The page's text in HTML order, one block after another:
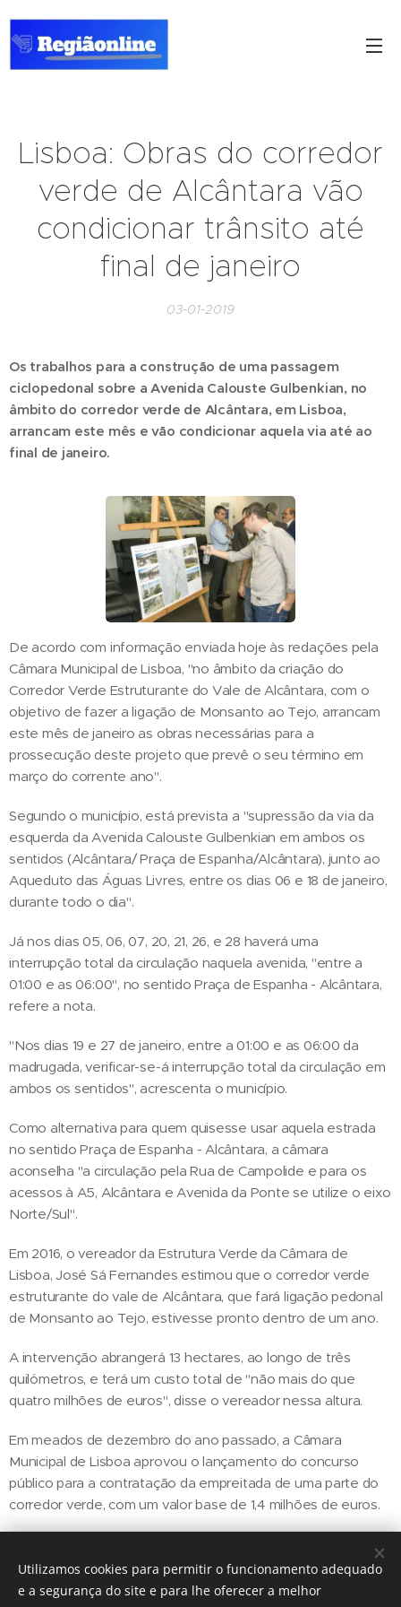
Lisboa: Obras do corredor
verde de Alcântara vão
condicionar trânsito até
final de janeiro
03-01-2019
Os trabalhos para a construção de uma passagem
ciclopedonal sobre a Avenida Calouste Gulbenkian, no
âmbito do corredor verde de Alcântara, em Lisboa,
arrancam este mês e vão condicionar aquela via até ao
final de janeiro.
De acordo com informação enviada hoje às redações pela
Câmara Municipal de Lisboa, "no âmbito da criação do
Corredor Verde Estruturante do Vale de Alcântara, com o
objetivo de fazer a ligação de Monsanto ao Tejo, arrancam
este mês de janeiro as obras necessárias para a
prossecução deste projeto que prevê o seu término em
março do corrente ano".
Segundo o município, está prevista a "supressão da via da
esquerda da Avenida Calouste Gulbenkian em ambos os
sentidos (Alcântara/ Praça de Espanha/Alcântara), junto ao
Aqueduto das Águas Livres, entre os dias 06 e 18 de janeiro,
durante todo o dia".
Já nos dias 05, 06, 07, 20, 21, 26, e 28 haverá uma
interrupção total da circulação naquela avenida, "entre a
01:00 e as 06:00", no sentido Praça de Espanha - Alcântara,
refere a nota.
"Nos dias 19 e 27 de janeiro, entre a 01:00 e as 06:00 da
madrugada, verificar-se-á interrupção total da circulação em
ambos os sentidos", acrescenta o município.
Como alternativa para quem quisesse usar aquela estrada
no sentido Praça de Espanha - Alcântara, a câmara
aconselha "a circulação pela Rua de Campolide e para os
acessos à A5, Alcântara e Avenida da Ponte se utilize o eixo
Norte/Sul".
Em 2016, o vereador da Estrutura Verde da Câmara de
Lisboa, José Sá Fernandes estimou que o corredor verde
estruturante do vale de Alcântara, que fará ligação pedonal
de Monsanto ao Tejo, estivesse pronto dentro de um ano.
A intervenção abrangerá 13 hectares, ao longo de três
quilómetros, e terá um custo total de "não mais do que
quatro milhões de euros", disse o vereador nessa altura.
Em meados de dezembro do ano passado, a Câmara
Municipal de Lisboa aprovou o lançamento do concurso
público para a contratação da empreitada de uma parte do
corredor verde, com um valor base de 1,4 milhões de euros.
Share
Utilizamos cookies para permitir o funcionamento adequado
e a segurança do site e para lhe oferecer a melhor